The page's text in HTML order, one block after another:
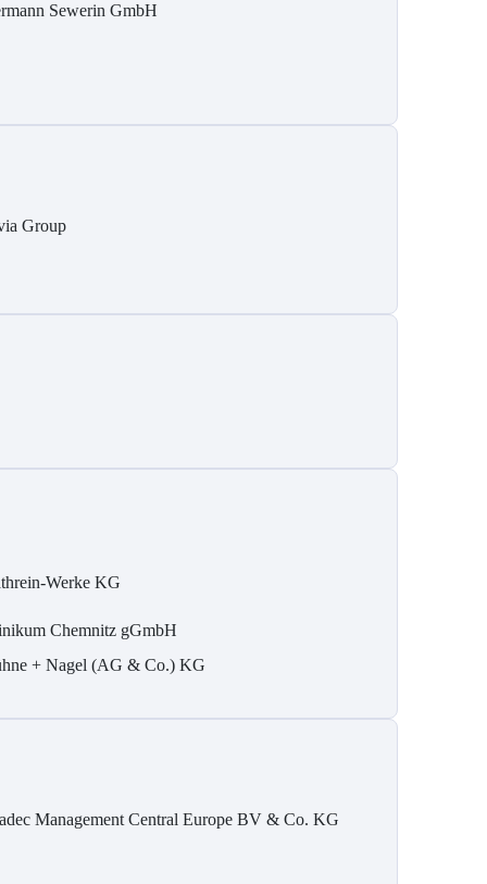
Sewerin GmbH
Group
Werke KG
Chemnitz gGmbH
+ Nagel (AG & Co.) KG
Management Central Europe BV & Co. KG